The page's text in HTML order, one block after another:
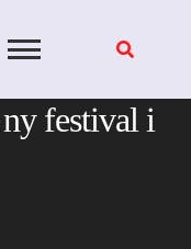
festival i